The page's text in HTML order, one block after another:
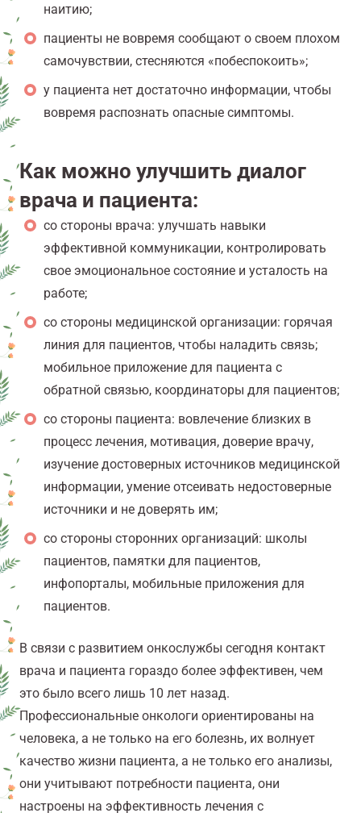
наитию;
пациенты не вовремя сообщают о своем плохом
самочувствии, стесняются «побеспокоить»;
у пациента нет достаточно информации, чтобы
вовремя распознать опасные симптомы.
Как можно улучшить диалог
врача и пациента:
со стороны врача: улучшать навыки
эффективной коммуникации, контролировать
свое эмоциональное состояние и усталость на
работе;
со стороны медицинской организации: горячая
линия для пациентов, чтобы наладить связь;
мобильное приложение для пациента с
обратной связью, координаторы для пациентов;
со стороны пациента: вовлечение близких в
процесс лечения, мотивация, доверие врачу,
изучение достоверных источников медицинской
информации, умение отсеивать недостоверные
источники и не доверять им;
со стороны сторонних организаций: школы
пациентов, памятки для пациентов,
инфопорталы, мобильные приложения для
пациентов.
В связи с развитием онкослужбы сегодня контакт
врача и пациента гораздо более эффективен, чем
это было всего лишь 10 лет назад.
Профессиональные онкологи ориентированы на
человека, а не только на его болезнь, их волнует
качество жизни пациента, а не только его анализы,
они учитывают потребности пациента, они
настроены на эффективность лечения с